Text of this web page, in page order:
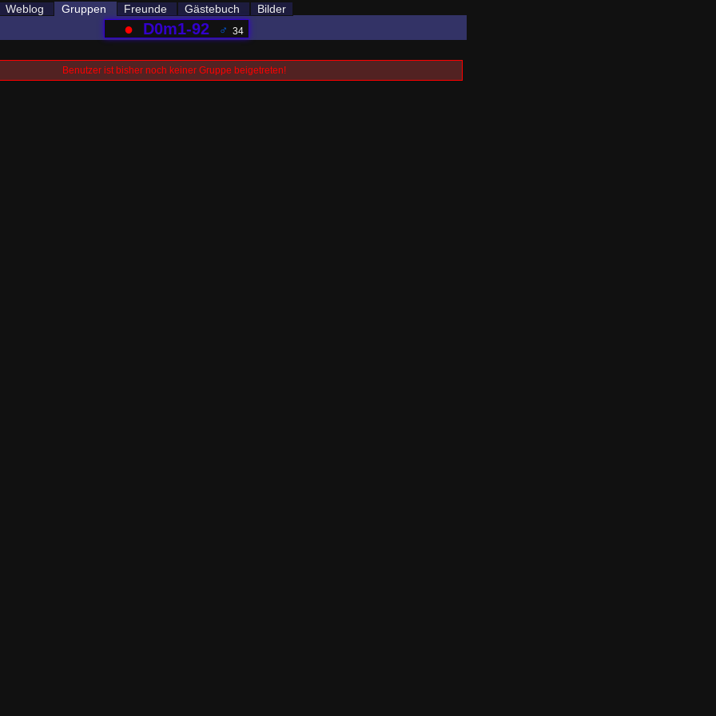
Weblog Gruppen Freunde Gästebuch Bilder
● D0m1-92 ♂ 34
Benutzer ist bisher noch keiner Gruppe beigetreten!